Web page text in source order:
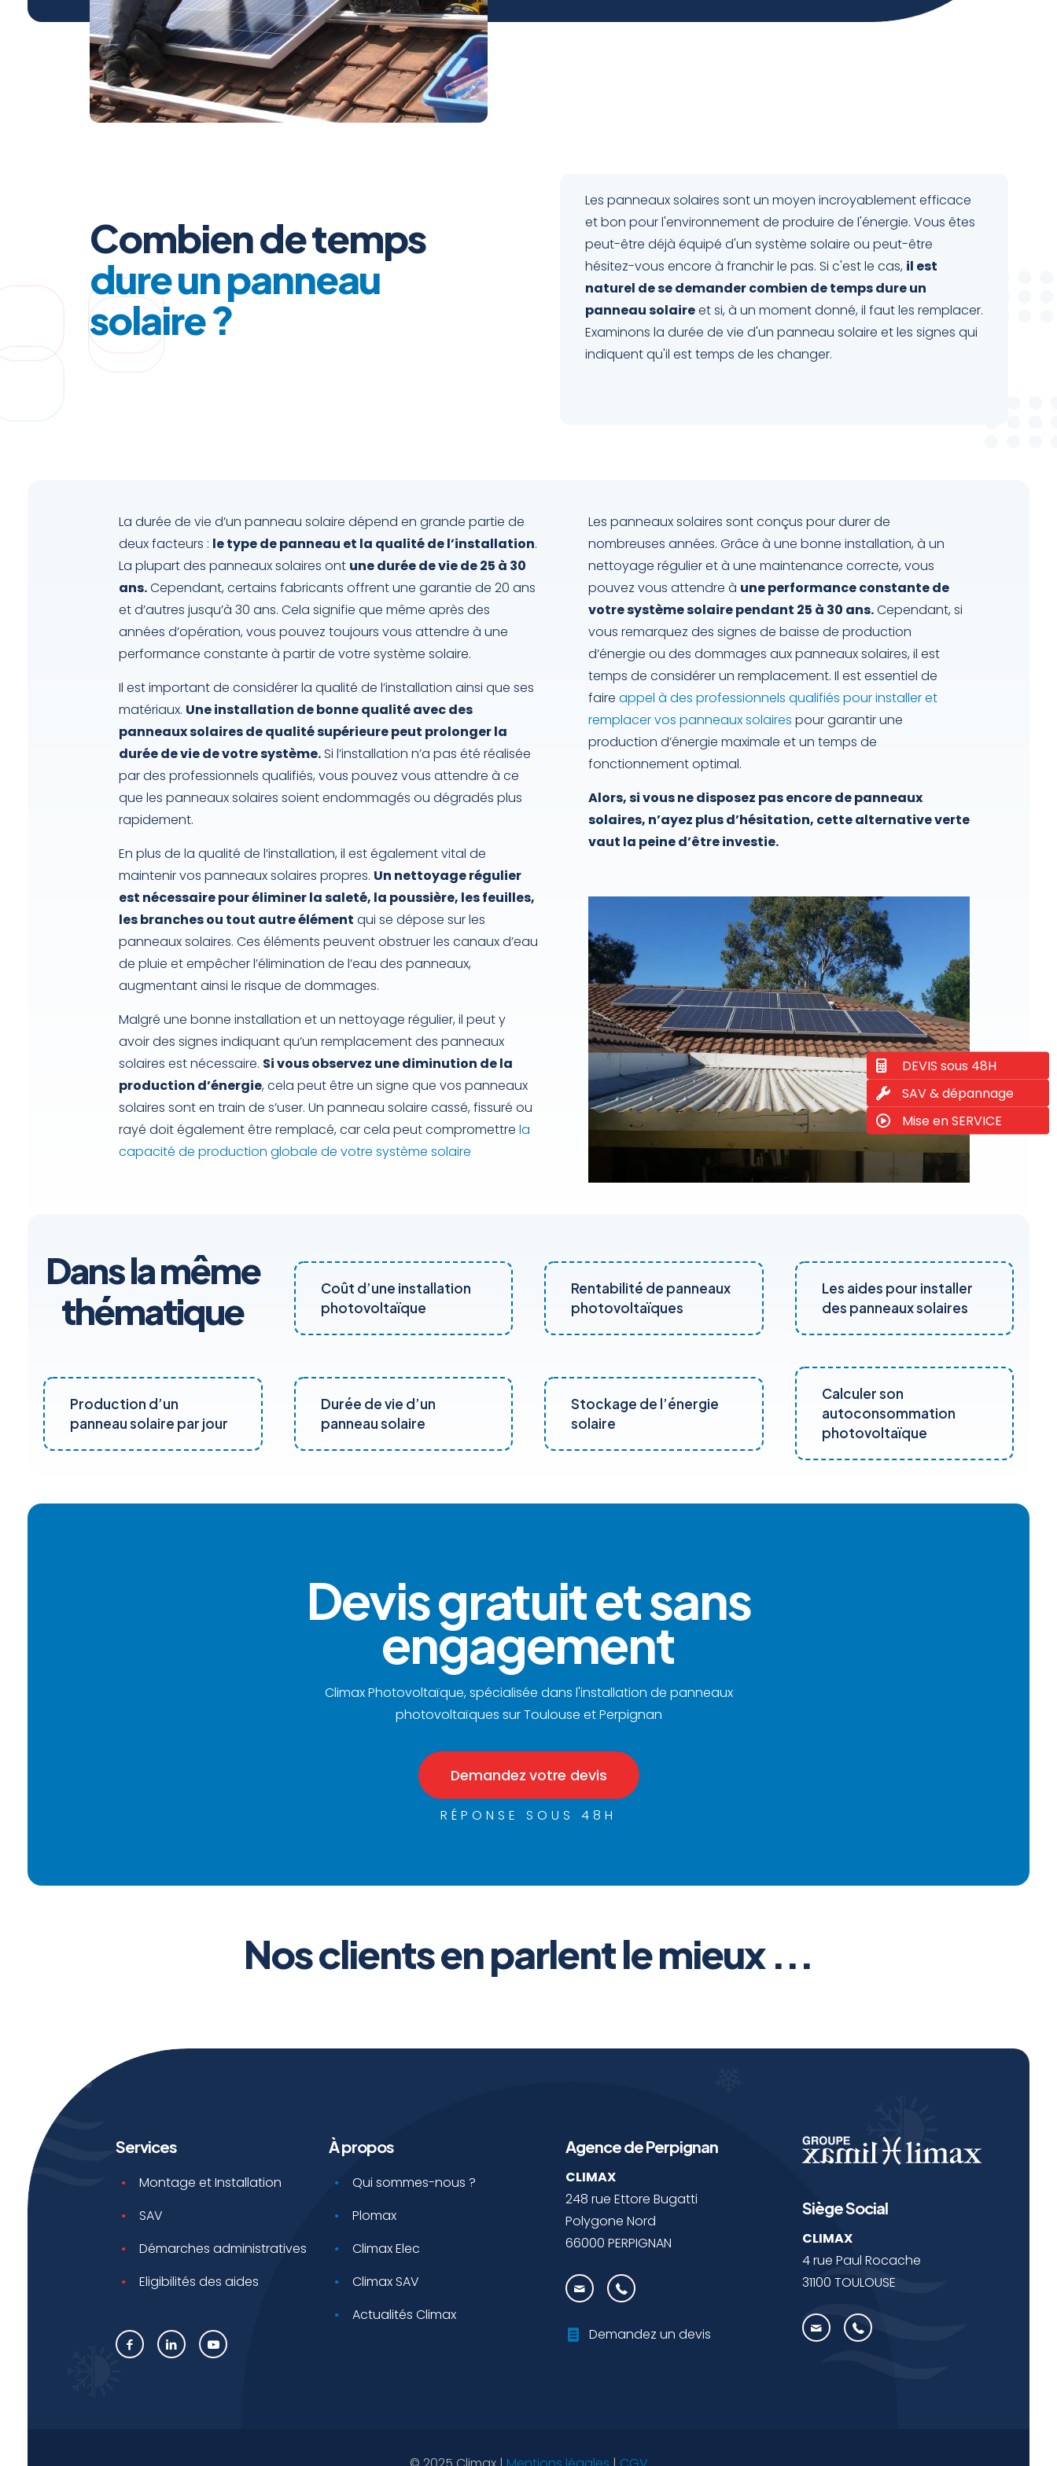
Combien de temps
dure un panneau
solaire ?
Les panneaux solaires sont un moyen incroyablement efficace
et bon pour l'environnement de produire de l'énergie. Vous êtes
peut-être déjà équipé d'un système solaire ou peut-être
hésitez-vous encore à franchir le pas. Si c'est le cas, il est
naturel de se demander combien de temps dure un
panneau solaireet si, à un moment donné, il faut les remplacer.
Examinons la durée de vie d'un panneau solaire et les signes qui
indiquent qu'il est temps de les changer.
La durée de vie d’un panneau solaire dépend en grande partie de
deux facteurs : le type de panneau et la qualité de l’installation.
La plupart des panneaux solaires ont une durée de vie de 25 à 30
ans.Cependant, certains fabricants offrent une garantie de 20 ans
et d’autres jusqu’à 30 ans. Cela signifie que même après des
années d’opération, vous pouvez toujours vous attendre à une
performance constante à partir de votre système solaire.
Il est important de considérer la qualité de l’installation ainsi que ses
matériaux. Une installation de bonne qualité avec des
panneaux solaires de qualité supérieure peut prolonger la
durée de vie de votre système.Si l’installation n’a pas été réalisée
par des professionnels qualifiés, vous pouvez vous attendre à ce
que les panneaux solaires soient endommagés ou dégradés plus
rapidement.
En plus de la qualité de l’installation, il est également vital de
maintenir vos panneaux solaires propres. Un nettoyage régulier
est nécessaire pour éliminer la saleté, la poussière, les feuilles,
les branches ou tout autre élément qui se dépose sur les
panneaux solaires. Ces éléments peuvent obstruer les canaux d’eau
de pluie et empêcher l’élimination de l’eau des panneaux,
augmentant ainsi le risque de dommages.
Malgré une bonne installation et un nettoyage régulier, il peut y
avoir des signes indiquant qu’un remplacement des panneaux
solaires est nécessaire. Si vous observez une diminution de la
production d’énergie, cela peut être un signe que vos panneaux
solaires sont en train de s’user. Un panneau solaire cassé, fissuré ou
rayé doit également être remplacé, car cela peut compromettre la
capacité de production globale de votre système solaire
Les panneaux solaires sont conçus pour durer de
nombreuses années. Grâce à une bonne installation, à un
nettoyage régulier et à une maintenance correcte, vous
pouvez vous attendre à une performance constante de
votre système solaire pendant 25 à 30 ans.Cependant, si
vous remarquez des signes de baisse de production
d’énergie ou des dommages aux panneaux solaires, il est
temps de considérer un remplacement. Il est essentiel de
faire appel à des professionnels qualifiés pour installer et
remplacer vos panneaux solaires pour garantir une
production d’énergie maximale et un temps de
fonctionnement optimal.
Alors, si vous ne disposez pas encore de panneaux
solaires, n’ayez plus d’hésitation, cette alternative verte
vaut la peine d’être investie.
Dans la même
thématique
Coût d’une installation
photovoltaïque
Rentabilité de panneaux
photovoltaïques
Les aides pour installer
des panneaux solaires
Production d’un
panneau solaire par jour
Durée de vie d’un
panneau solaire
Stockage de l’énergie
solaire
Calculer son
autoconsommation
photovoltaïque
Devis gratuit et sans
engagement
Climax Photovoltaïque, spécialisée dans l'installation de panneaux
photovoltaïques sur Toulouse et Perpignan
Demandez votre devis
RÉPONSE SOUS 48H
Nos clients en parlent le mieux ...
Services
Montage et Installation
SAV
Démarches administratives
Eligibilités des aides
À propos
Qui sommes-nous ?
Plomax
Climax Elec
Climax SAV
Actualités Climax
Agence de Perpignan
CLIMAX
248 rue Ettore Bugatti
Polygone Nord
66000 PERPIGNAN
Demandez un devis
Siège Social
CLIMAX
4 rue Paul Rocache
31100 TOULOUSE
DEVIS sous 48H
SAV & dépannage
Mise en SERVICE